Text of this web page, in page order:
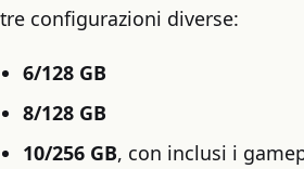
tre configurazioni diverse:
6/128 GB
8/128 GB
10/256 GB, con inclusi i